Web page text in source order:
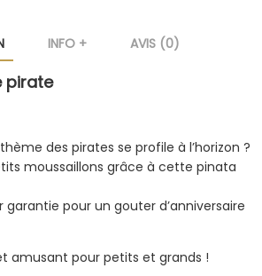
INFO + AVIS (0)
pirate
des pirates se profile à l’horizon ?
moussaillons grâce à cette pinata
pour un gouter d’anniversaire
amusant pour petits et grands !